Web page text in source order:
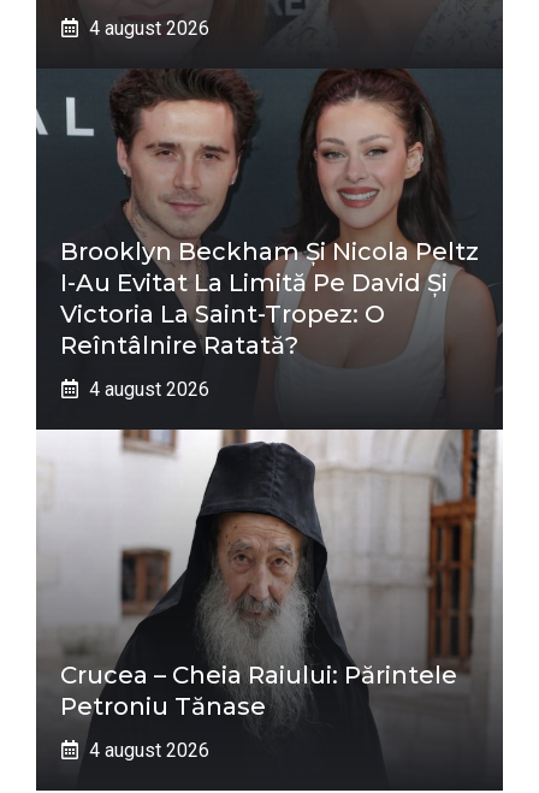
4 august 2026
Brooklyn Beckham Și Nicola Peltz
I-Au Evitat La Limită Pe David Și
Victoria La Saint-Tropez: O
Reîntâlnire Ratată?
4 august 2026
Crucea – Cheia Raiului: Părintele
Petroniu Tănase
4 august 2026